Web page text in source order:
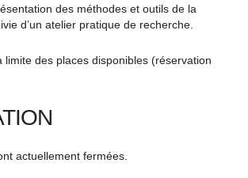
des méthodes et outils de la
d’un atelier pratique de recherche.
limite des places disponibles (réservation
actuellement fermées.